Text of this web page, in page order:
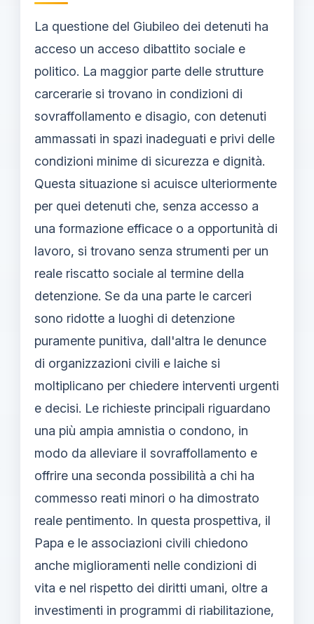
La questione del Giubileo dei detenuti ha
acceso un acceso dibattito sociale e
politico. La maggior parte delle strutture
carcerarie si trovano in condizioni di
sovraffollamento e disagio, con detenuti
ammassati in spazi inadeguati e privi delle
condizioni minime di sicurezza e dignità.
Questa situazione si acuisce ulteriormente
per quei detenuti che, senza accesso a
una formazione efficace o a opportunità di
lavoro, si trovano senza strumenti per un
reale riscatto sociale al termine della
detenzione. Se da una parte le carceri
sono ridotte a luoghi di detenzione
puramente punitiva, dall'altra le denunce
di organizzazioni civili e laiche si
moltiplicano per chiedere interventi urgenti
e decisi. Le richieste principali riguardano
una più ampia amnistia o condono, in
modo da alleviare il sovraffollamento e
offrire una seconda possibilità a chi ha
commesso reati minori o ha dimostrato
reale pentimento. In questa prospettiva, il
Papa e le associazioni civili chiedono
anche miglioramenti nelle condizioni di
vita e nel rispetto dei diritti umani, oltre a
investimenti in programmi di riabilitazione,